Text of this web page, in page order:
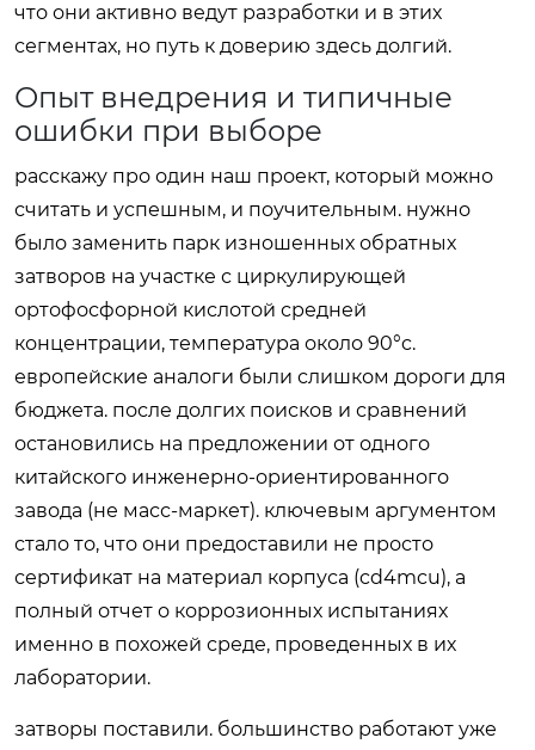
что они активно ведут разработки и в этих
сегментах, но путь к доверию здесь долгий.
Опыт внедрения и типичные
ошибки при выборе
расскажу про один наш проект, который можно
считать и успешным, и поучительным. нужно
было заменить парк изношенных обратных
затворов на участке с циркулирующей
ортофосфорной кислотой средней
концентрации, температура около 90°c.
европейские аналоги были слишком дороги для
бюджета. после долгих поисков и сравнений
остановились на предложении от одного
китайского инженерно-ориентированного
завода (не масс-маркет). ключевым аргументом
стало то, что они предоставили не просто
сертификат на материал корпуса (cd4mcu), а
полный отчет о коррозионных испытаниях
именно в похожей среде, проведенных в их
лаборатории.
затворы поставили. большинство работают уже